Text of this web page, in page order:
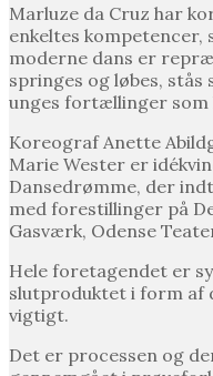
Marluze da Cruz har
enkeltes kompetencer,
moderne dans er
springes og løbes,
unges fortællinger som
Koreograf Anette
Marie Wester er
Dansedrømme, der
med forestillinger på
Gasværk, Odense
Hele foretagendet er
slutproduktet i form af
vigtigt.
Det er processen og